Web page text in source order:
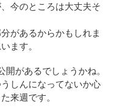
今のところは大丈夫そ
があるからかもしれま
ます。
があるでしょうかね。
しんになってないか心
来週です。